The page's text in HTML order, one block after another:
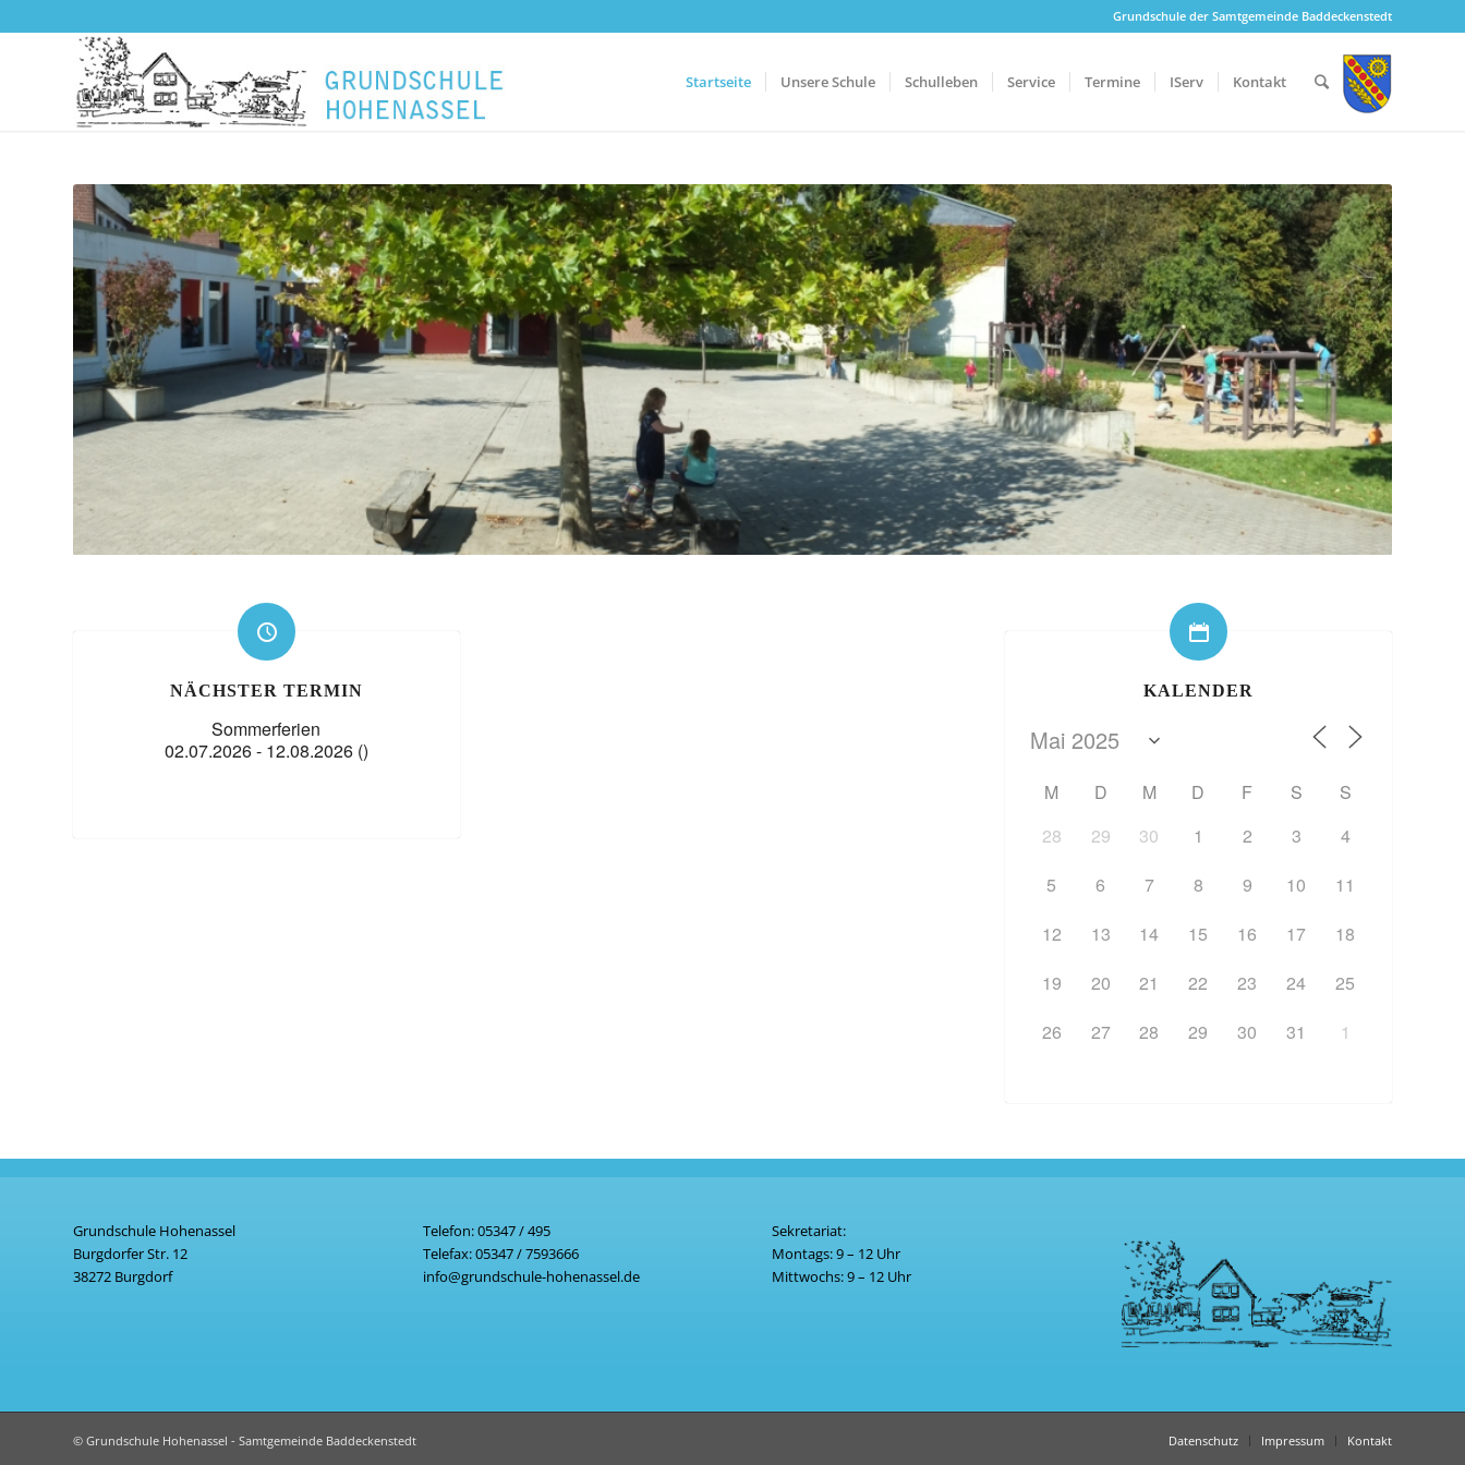
Grundschule der Samtgemeinde Baddeckenstedt
Startseite Unsere Schule Schulleben Service Termine IServ Kontakt
NÄCHSTER TERMIN
Sommerferien
02.07.2026 - 12.08.2026 ()
KALENDER
M D M D F S
S
28
29 30 1 2 3
4
5
6 7 8 9 10
11
12
13 14 15 16 17
18
19
20 21 22 23 24
25
26
27 28 29 30 31 1
Grundschule Hohenassel
Burgdorfer Str. 12
38272 Burgdorf
Telefon:05347 / 495
Telefax:05347/ 7593666
info@grundschule-hohenassel.de
Sekretariat:
Montags: 9 – 12 Uhr
Mittwochs: 9 – 12 Uhr
© Grundschule Hohenassel - Samtgemeinde Baddeckenstedt Datenschutz Impressum Kontakt